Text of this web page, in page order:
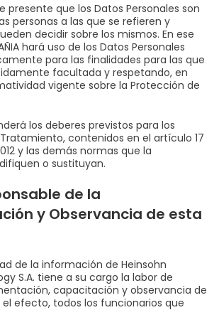
presente que los Datos Personales son
personas a las que se refieren y
decidir sobre los mismos. En ese
hará uso de los Datos Personales
para las finalidades para las que
facultada y respetando, en
vigente sobre la Protección de
los deberes previstos para los
contenidos en el artículo 17
y las demás normas que la
o sustituyan.
de la
y Observancia de esta
de la información de Heinsohn
S.A. tiene a su cargo la labor de
capacitación y observancia de
el efecto, todos los funcionarios que